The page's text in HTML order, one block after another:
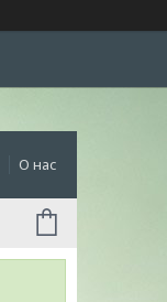
О нас